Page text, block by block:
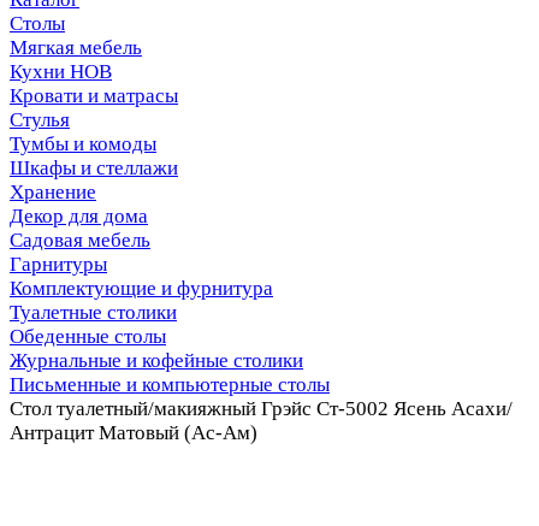
Столы
Мягкая мебель
Кухни НОВ
Кровати и матрасы
Стулья
Тумбы и комоды
Шкафы и стеллажи
Хранение
Декор для дома
Садовая мебель
Гарнитуры
Комплектующие и фурнитура
Туалетные столики
Обеденные столы
Журнальные и кофейные столики
Письменные и компьютерные столы
Стол туалетный/макияжный Грэйс Ст-5002 Ясень Асахи/
Антрацит Матовый (Ас-Ам)